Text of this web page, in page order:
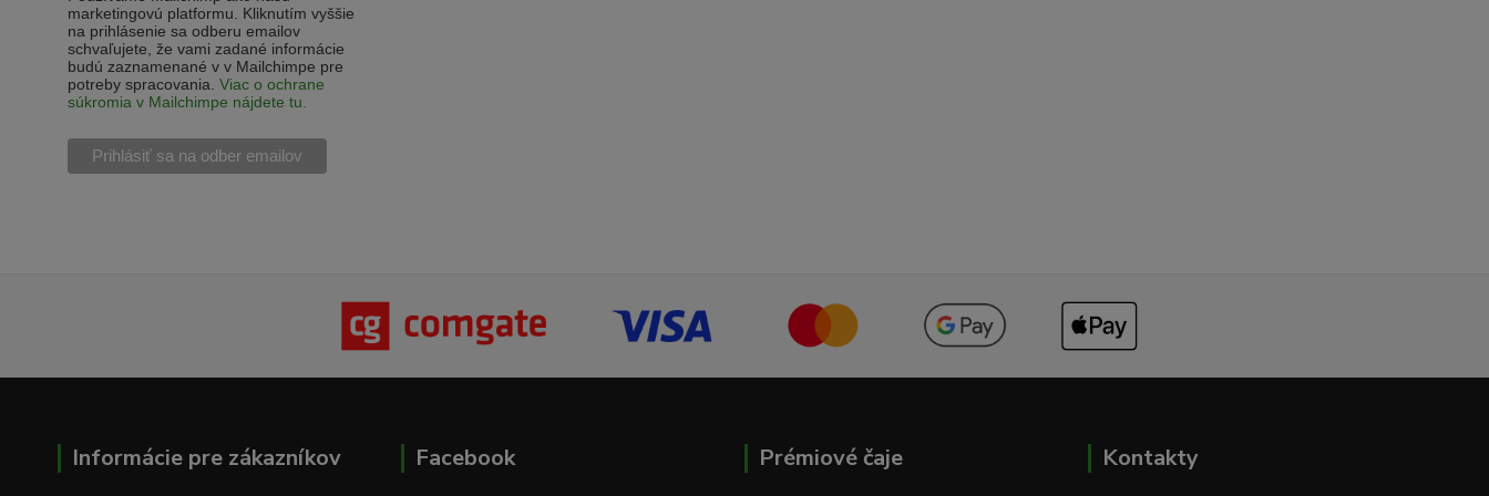
marketingovú platformu. Kliknutím vyššie
na prihlásenie sa odberu emailov
schvaľujete, že vami zadané informácie
budú zaznamenané v v Mailchimpe pre
potreby spracovania. Viac o ochrane
súkromia v Mailchimpe nájdete tu.
Informácie pre zákazníkov Facebook Prémiové čaje Kontakty